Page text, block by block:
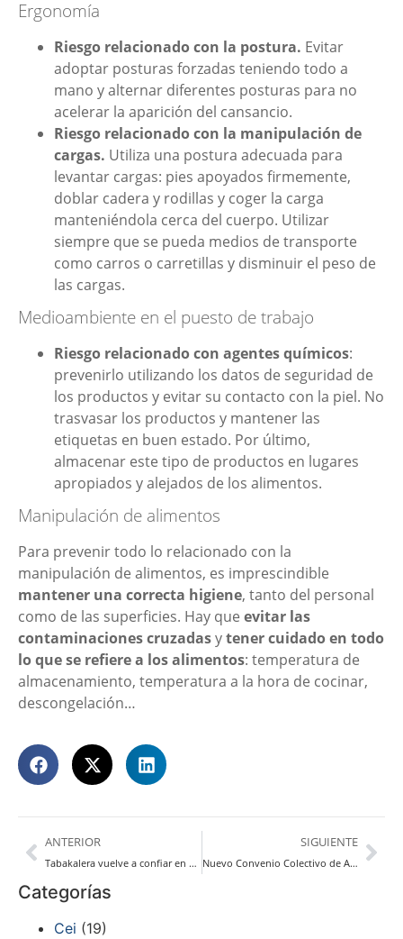
Ergonomía
Riesgo relacionado con la postura. Evitar
adoptar posturas forzadas teniendo todo a
mano y alternar diferentes posturas para no
acelerar la aparición del cansancio.
Riesgo relacionado con la manipulación de
cargas. Utiliza una postura adecuada para
levantar cargas: pies apoyados firmemente,
doblar cadera y rodillas y coger la carga
manteniéndola cerca del cuerpo. Utilizar
siempre que se pueda medios de transporte
como carros o carretillas y disminuir el peso de
las cargas.
Medioambiente en el puesto de trabajo
Riesgo relacionado con agentes químicos:
prevenirlo utilizando los datos de seguridad de
los productos y evitar su contacto con la piel. No
trasvasar los productos y mantener las
etiquetas en buen estado. Por último,
almacenar este tipo de productos en lugares
apropiados y alejados de los alimentos.
Manipulación de alimentos
Para prevenir todo lo relacionado con la
manipulación de alimentos, es imprescindible
mantener una correcta higiene, tanto del personal
como de las superficies. Hay que evitar las
contaminaciones cruzadasytener cuidado en todo
lo que se refiere a los alimentos: temperatura de
almacenamiento, temperatura a la hora de cocinar,
descongelación…
ANTERIOR
Tabakalera vuelve a confiar en Grupo Cei Prevención
SIGUIENTE
Nuevo Convenio Colectivo de Alojamientos de Gipuzkoa
Categorías
Cei (19)